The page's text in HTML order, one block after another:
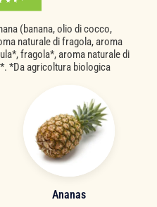
Ananas
(banana, olio di cocco,
naturale di fragola, aroma
fragola*, aroma naturale di
*Da agricoltura biologica